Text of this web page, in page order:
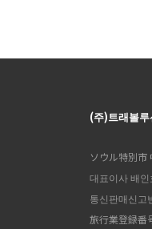
(주)트래볼
ソウル特別市
대표이사 배
통신판매신고
旅行業登録番